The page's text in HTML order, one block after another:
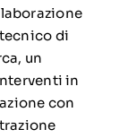
di
un
in
con